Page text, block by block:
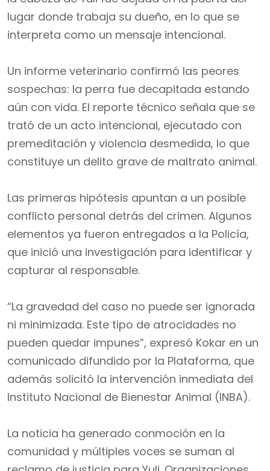
lugar donde trabaja su dueño, en lo que se
interpreta como un mensaje intencional.
Un informe veterinario confirmó las peores
sospechas: la perra fue decapitada estando
aún con vida. El reporte técnico señala que se
trató de un acto intencional, ejecutado con
premeditación y violencia desmedida, lo que
constituye un delito grave de maltrato animal.
Las primeras hipótesis apuntan a un posible
conflicto personal detrás del crimen. Algunos
elementos ya fueron entregados a la Policía,
que inició una investigación para identificar y
capturar al responsable.
“La gravedad del caso no puede ser ignorada
ni minimizada. Este tipo de atrocidades no
pueden quedar impunes”, expresó Kokar en un
comunicado difundido por la Plataforma, que
además solicitó la intervención inmediata del
Instituto Nacional de Bienestar Animal (INBA).
La noticia ha generado conmoción en la
comunidad y múltiples voces se suman al